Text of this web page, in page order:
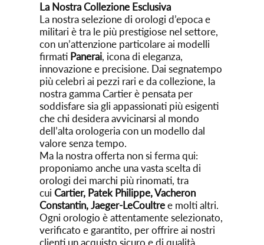
La Nostra Collezione Esclusiva
La nostra selezione di orologi d’epoca e
militari è tra le più prestigiose nel settore,
con un’attenzione particolare ai modelli
firmati Panerai, icona di eleganza,
innovazione e precisione. Dai segnatempo
più celebri ai pezzi rari e da collezione, la
nostra gamma Cartier è pensata per
soddisfare sia gli appassionati più esigenti
che chi desidera avvicinarsi al mondo
dell’alta orologeria con un modello dal
valore senza tempo.
Ma la nostra offerta non si ferma qui:
proponiamo anche una vasta scelta di
orologi dei marchi più rinomati, tra
cuiCartier, Patek Philippe, Vacheron
Constantin, Jaeger-LeCoultree molti altri.
Ogni orologio è attentamente selezionato,
verificato e garantito, per offrire ai nostri
clienti un acquisto sicuro e di qualità